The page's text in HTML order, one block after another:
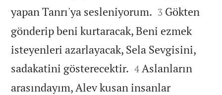
yapan Tanrı'ya sesleniyorum. 

3 Gökten
gönderip beni kurtaracak, Beni ezmek
isteyenleri azarlayacak, Sela Sevgisini,
sadakatini gösterecektir. 

4 Aslanların
arasındayım, Alev kusan insanlar